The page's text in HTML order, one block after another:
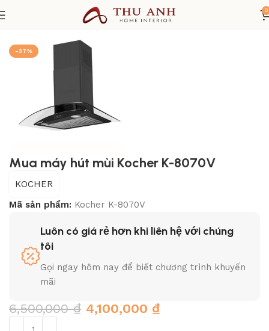
0
THIẾT BỊ NHÀ BẾP Máy hút mùi
-37%
Mua máy hút mùi Kocher K-8070V
KOCHER
Mã sản phẩm: Kocher K-8070V
Luôn có giá rẻ hơn khi liên hệ với chúng
tôi
Gọi ngay hôm nay để biết chương trình khuyến
mãi
6,500,000₫ 4,100,000 ₫